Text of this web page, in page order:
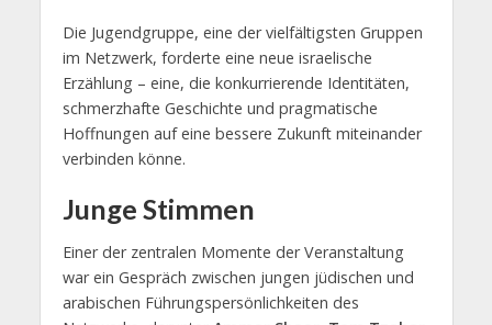
Die Jugendgruppe, eine der vielfältigsten Gruppen
im Netzwerk, forderte eine neue israelische
Erzählung – eine, die konkurrierende Identitäten,
schmerzhafte Geschichte und pragmatische
Hoffnungen auf eine bessere Zukunft miteinander
verbinden könne.
Junge Stimmen
Einer der zentralen Momente der Veranstaltung
war ein Gespräch zwischen jungen jüdischen und
arabischen Führungspersönlichkeiten des